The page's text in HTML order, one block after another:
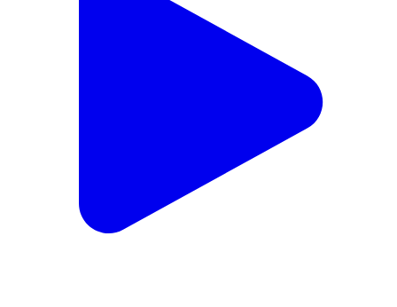
सरायरंजन जवाहर ज्योति बाल विकास केन्द्र, अख्तियारपुर,
समस्तीपुर और क्राई-चाइल्ड राइट्स एंड यू के संयुक्त तत्वावधान में